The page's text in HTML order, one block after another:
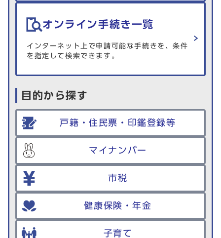
オンライン手続き一覧
インターネット上で申請可能な手続きを、条件
を指定して検索できます。
目的から探す
戸籍・住民票・印鑑登録等
マイナンバー
市税
健康保険・年金
子育て